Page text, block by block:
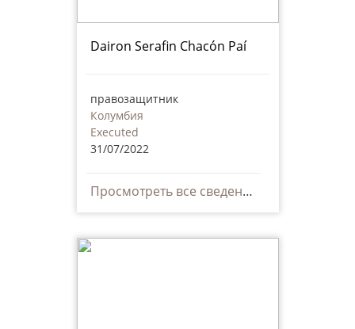
Dairon Serafin Chacón Paí
правозащитник
Колумбия
Executed
31/07/2022
Просмотреть все сведения